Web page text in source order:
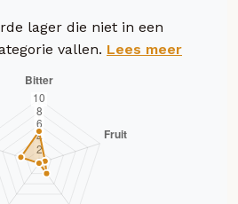
lager die niet in een
vallen. Lees meer